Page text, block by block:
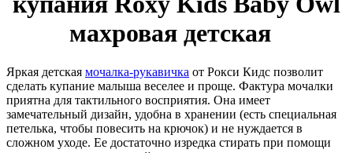
махровая детская
Яркая детская мочалка-рукавичка от Рокси Кидс позволит
сделать купание малыша веселее и проще. Фактура мочалки
приятна для тактильного восприятия. Она имеет
замечательный дизайн, удобна в хранении (есть специальная
петелька, чтобы повесить на крючок) и не нуждается в
сложном уходе. Ее достаточно изредка стирать при помощи